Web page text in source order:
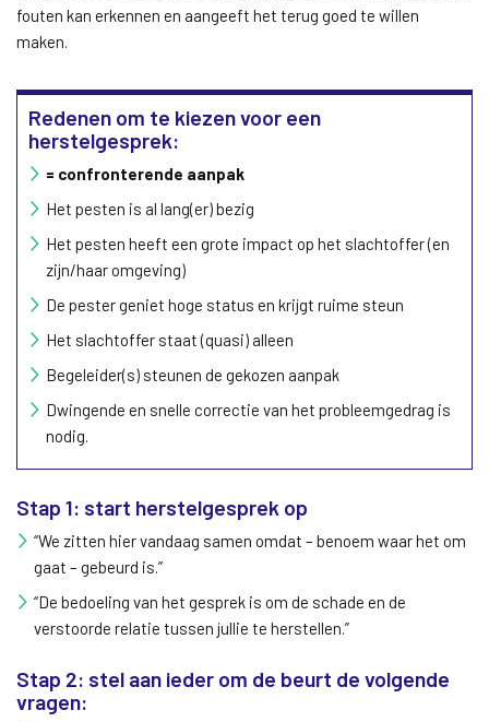
fouten kan erkennen en aangeeft het terug goed te willen
maken.
Redenen om te kiezen voor een
herstelgesprek:
= confronterende aanpak
Het pesten is al lang(er) bezig
Het pesten heeft een grote impact op het slachtoffer (en
zijn/haar omgeving)
De pester geniet hoge status en krijgt ruime steun
Het slachtoffer staat (quasi) alleen
Begeleider(s) steunen de gekozen aanpak
Dwingende en snelle correctie van het probleemgedrag is
nodig.
Stap 1: start herstelgesprek op
“We zitten hier vandaag samen omdat – benoem waar het om
gaat – gebeurd is.”
“De bedoeling van het gesprek is om de schade en de
verstoorde relatie tussen jullie te herstellen.”
Stap 2: stel aan ieder om de beurt de volgende
vragen: